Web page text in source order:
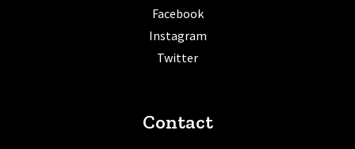
Facebook
Instagram
Twitter
Contact